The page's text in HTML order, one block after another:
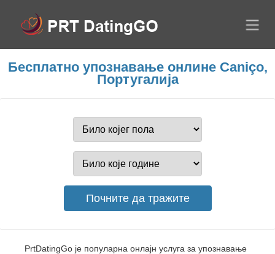
Бесплатно упознавање онлине Caniço,
Португалија
PrtDatingGo је популарна онлајн услуга за упознавање